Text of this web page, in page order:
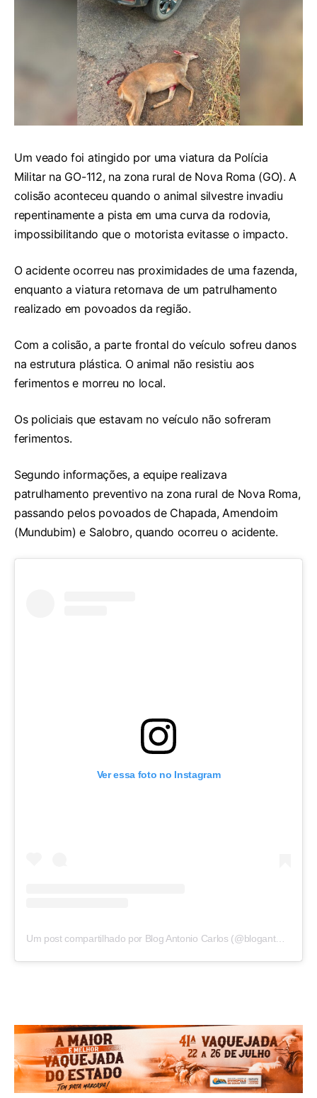
Um veado foi atingido por uma viatura da Polícia
Militar na GO-112, na zona rural de Nova Roma (GO). A
colisão aconteceu quando o animal silvestre invadiu
repentinamente a pista em uma curva da rodovia,
impossibilitando que o motorista evitasse o impacto.
O acidente ocorreu nas proximidades de uma fazenda,
enquanto a viatura retornava de um patrulhamento
realizado em povoados da região.
Com a colisão, a parte frontal do veículo sofreu danos
na estrutura plástica. O animal não resistiu aos
ferimentos e morreu no local.
Os policiais que estavam no veículo não sofreram
ferimentos.
Segundo informações, a equipe realizava
patrulhamento preventivo na zona rural de Nova Roma,
passando pelos povoados de Chapada, Amendoim
(Mundubim) e Salobro, quando ocorreu o acidente.
Ver essa foto no Instagram
Um post compartilhado por Blog Antonio Carlos (@blogantoniocarlos)